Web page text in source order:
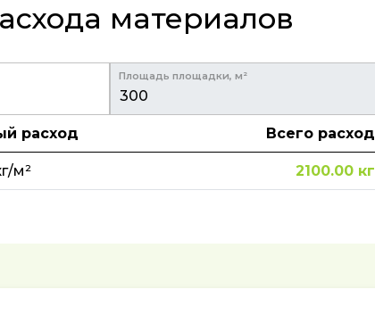
материалов
Площадь площадки, м²
расход Всего расход
м² 2100.00 кг